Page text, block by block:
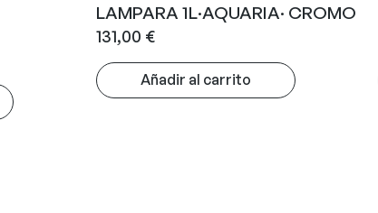
LAMPARA 1L·AQUARIA· CROMO
131,00 €
Añadir al carrito